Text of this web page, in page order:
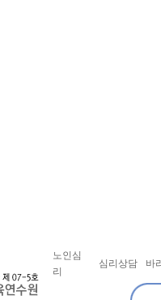
노인심
리
심리상담 바